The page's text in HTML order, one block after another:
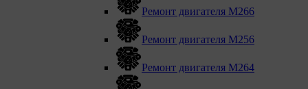
Ремонт двигателя М266
Ремонт двигателя М256
Ремонт двигателя М264